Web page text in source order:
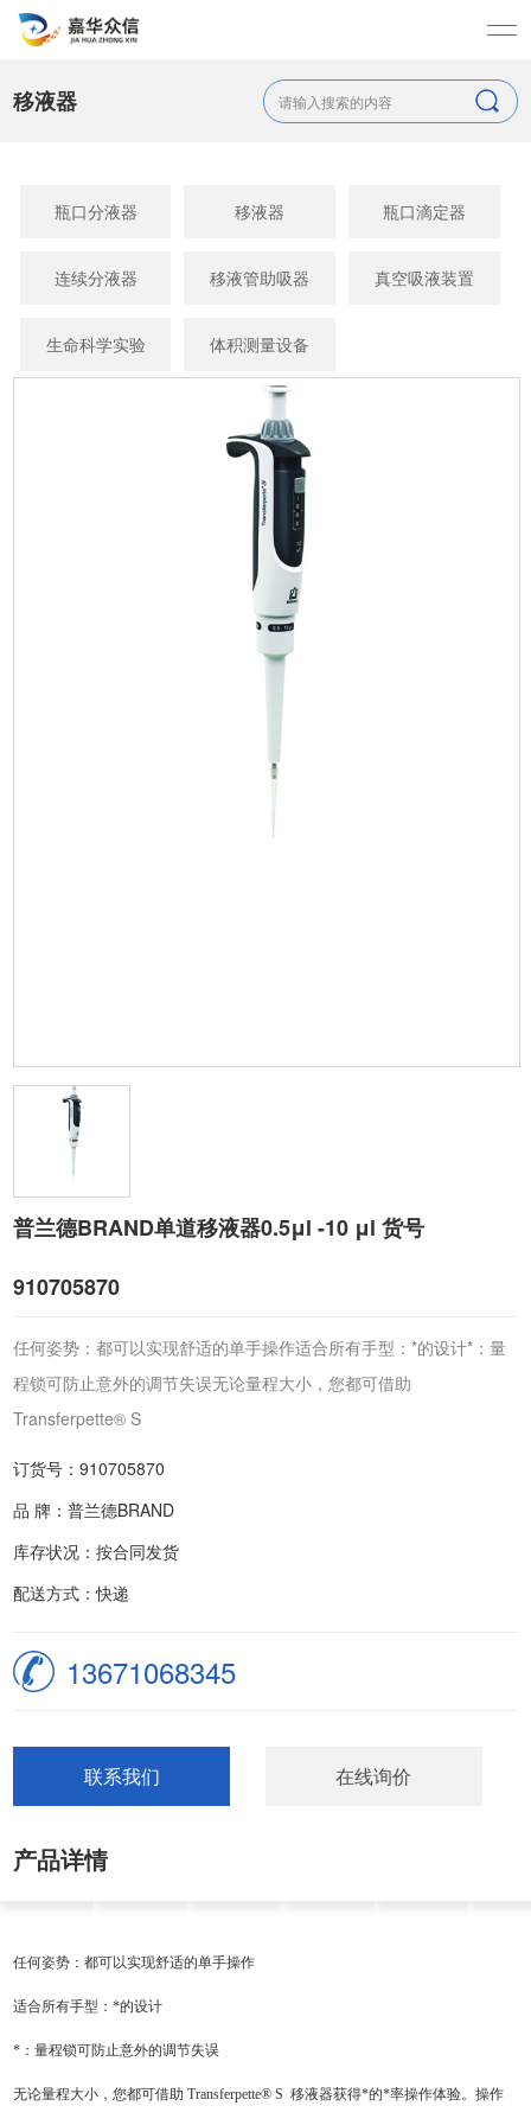
移液器
瓶口分液器 移液器 瓶口滴定器
连续分液器 移液管助吸器 真空吸液装置
生命科学实验 体积测量设备
普兰德BRAND单道移液器0.5μl -10 μl 货号
910705870
任何姿势：都可以实现舒适的单手操作适合所有手型：*的设计*：量
程锁可防止意外的调节失误无论量程大小，您都可借助
Transferpette® S
订货号：910705870
品 牌：普兰德BRAND
库存状况：按合同发货
配送方式：快递
13671068345
联系我们 在线询价
产品详情
任何姿势：都可以实现舒适的单手操作
适合所有手型：*的设计
*：量程锁可防止意外的调节失误
无论量程大小，您都可借助 Transferpette® S 移液器获得*的*率操作体验。操作